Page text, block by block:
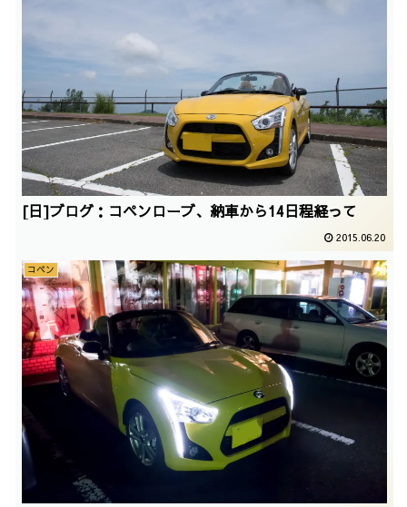
[日]ブログ：コペンローブ、納車から14日程経って
2015.06.20
コペン